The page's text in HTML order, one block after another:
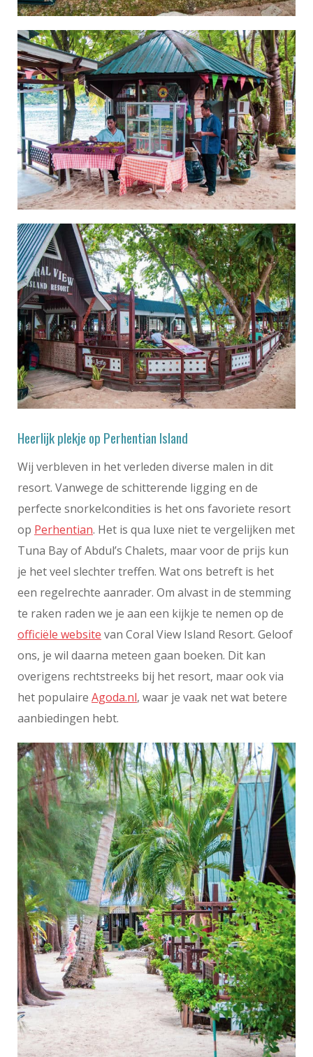
Heerlijk plekje op Perhentian Island
Wij verbleven in het verleden diverse malen in dit
resort. Vanwege de schitterende ligging en de
perfecte snorkelcondities is het ons favoriete resort
op Perhentian. Het is qua luxe niet te vergelijken met
Tuna Bay of Abdul’s Chalets, maar voor de prijs kun
je het veel slechter treffen. Wat ons betreft is het
een regelrechte aanrader. Om alvast in de stemming
te raken raden we je aan een kijkje te nemen op de
officiële website van Coral View Island Resort. Geloof
ons, je wil daarna meteen gaan boeken. Dit kan
overigens rechtstreeks bij het resort, maar ook via
het populaire Agoda.nl, waar je vaak net wat betere
aanbiedingen hebt.